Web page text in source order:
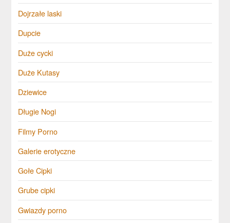
Dojrzałe laski
Dupcie
Duże cycki
Duże Kutasy
Dziewice
Długie Nogi
Filmy Porno
Galerie erotyczne
Gołe Cipki
Grube cipki
Gwiazdy porno